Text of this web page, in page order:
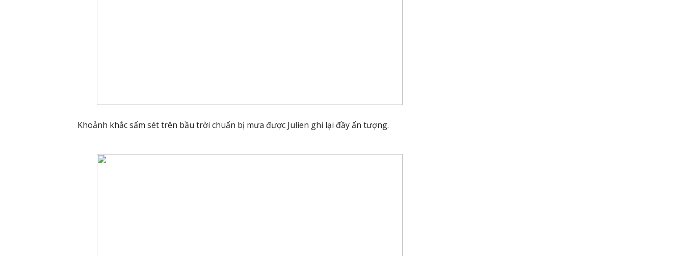
Khoảnh khắc sấm sét trên bầu trời chuẩn bị mưa được Julien ghi lại đầy ấn tượng.